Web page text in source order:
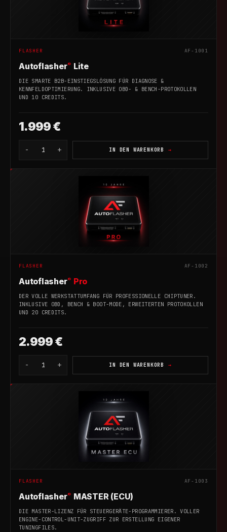
FLASHER AF-1001
Autoflasher® Lite
DIE SMARTE B2B-EINSTIEGSLÖSUNG FÜR DIAGNOSE &
KENNFELDOPTIMIERUNG. INKLUSIVE OBD- & BENCH-PROTOKOLLEN
UND 10 CREDITS.
1.999 €
- 1 + IN DEN WARENKORB
FLASHER AF-1002
Autoflasher® Pro
DER VOLLE WERKSTATTUMFANG FÜR PROFESSIONELLE CHIPTUNER.
INKLUSIVE OBD, BENCH & BOOT-MODE, ERWEITERTEN PROTOKOLLEN
UND 20 CREDITS.
2.999 €
- 1 + IN DEN WARENKORB
FLASHER AF-1003
Autoflasher® MASTER (ECU)
DIE MASTER-LIZENZ FÜR STEUERGERÄTE-PROGRAMMIERER. VOLLER
ENGINE-CONTROL-UNIT-ZUGRIFF ZUR ERSTELLUNG EIGENER
TUNINGFILES.